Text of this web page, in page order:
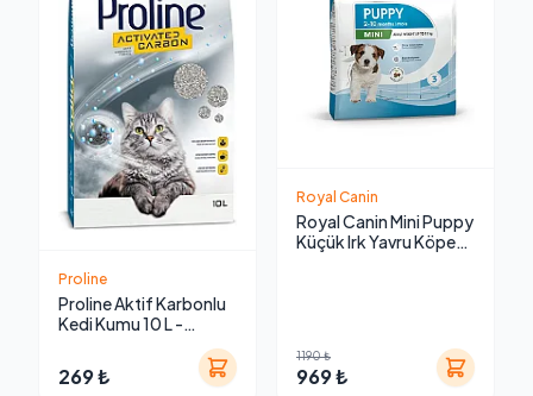
Proline
Proline Aktif Karbonlu
Kedi Kumu 10 L -
Hapsetme Etkili
269 ₺
Royal Canin
Royal Canin Mini Puppy
Küçük Irk Yavru Köpek
1190 ₺
969 ₺